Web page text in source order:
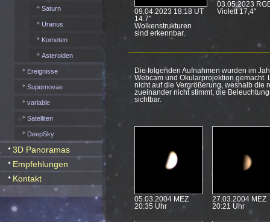
Saturn
Uranus
Kometen
Asteroiden
Ereignisse
Supernovae
variable
Satelliten
DeepSky
3D Panoramas
Empfehlungen
Kontakt
09.04.2023 18:18 UT
14.7"
Wolkenstrukturen
sind erkennbar.
03.05.2023
Violett 17,4"
Die folgenden Aufnahmen wurden im
Webcam und Okularprojektion gemacht.
nicht auf die Vergrößerung, weshalb die
zueinander nicht stimmt, die
sichtbar.
05.03.2004 MEZ
20:35 Uhr
27.03.2004 MEZ
20:21 Uhr